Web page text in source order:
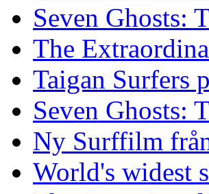
Seven Ghosts:
The
Taigan Surfers
Seven Ghosts:
Ny Surffilm
World's widest